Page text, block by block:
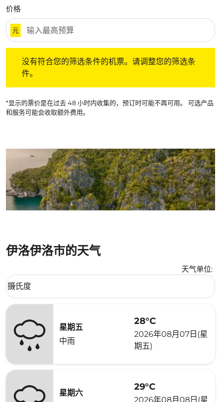
价格
元
没有符合您的筛选条件的机票。请调整您的筛选条
件。
*显示的票价是在过去 48 小时内收集的，预订时可能不再可用。 可选产品
和服务可能会收取额外费用。
伊洛伊洛市的天气
天气单位:
Weather unit option 摄氏度 Selected
摄氏度
keyboard_arrow_down
星期五
中雨
28°C
2026年08月07日(星
期五)
星期六
29°C
2026年08月08日(星